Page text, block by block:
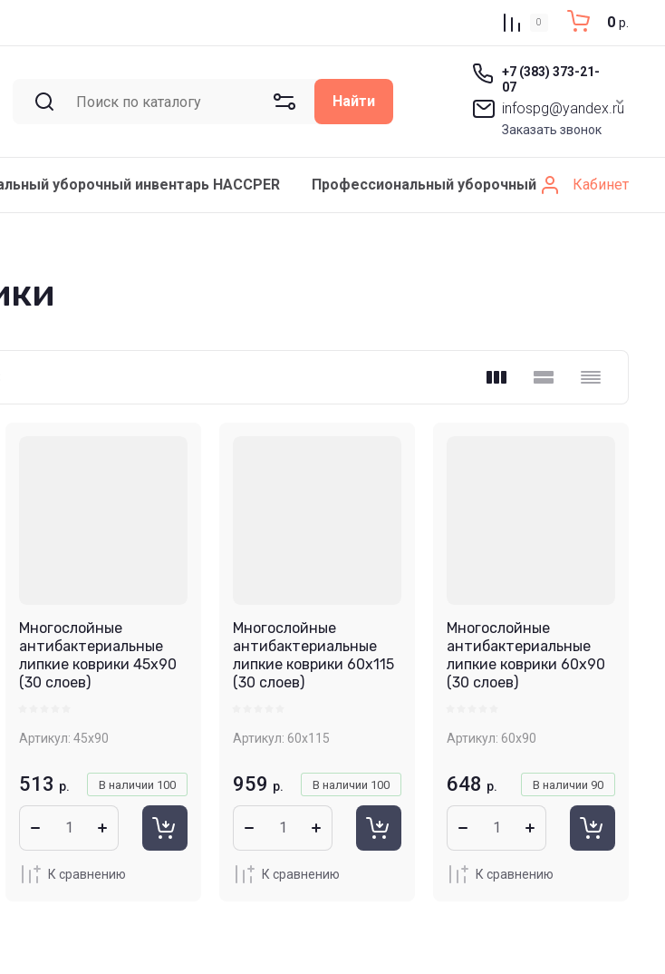
0 0 р.
Найти
+7 (383) 373-21-
07
infospg@yandex.ru
Заказать звонок
уборочный инвентарь HACCPER Профессиональный уборочный инвентарь
Кабинет
Многослойные
антибактериальные
липкие коврики 45х90
(30 слоев)
Артикул: 45х90
В наличии 100
513 р.
К сравнению
Многослойные
антибактериальные
липкие коврики 60х115
(30 слоев)
Артикул: 60х115
В наличии 100
959 р.
К сравнению
Многослойные
антибактериальные
липкие коврики 60х90
(30 слоев)
Артикул: 60х90
В наличии 90
648 р.
К сравнению